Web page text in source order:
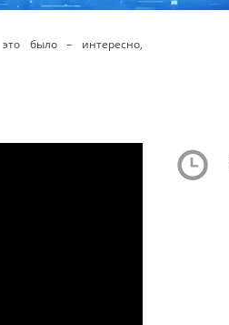
было – интересно,